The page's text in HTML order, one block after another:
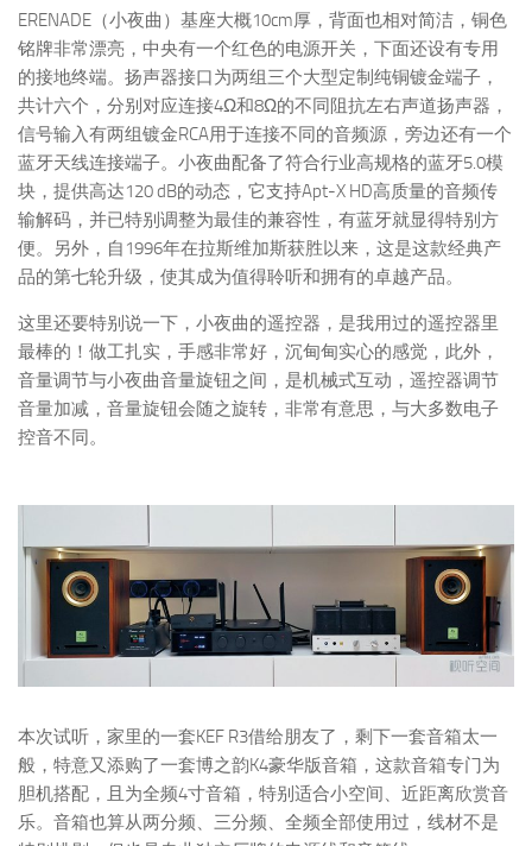
ERENADE（小夜曲）基座大概10cm厚，背面也相对简洁，铜色
铭牌非常漂亮，中央有一个红色的电源开关，下面还设有专用
的接地终端。扬声器接口为两组三个大型定制纯铜镀金端子，
共计六个，分别对应连接4Ω和8Ω的不同阻抗左右声道扬声器，
信号输入有两组镀金RCA用于连接不同的音频源，旁边还有一个
蓝牙天线连接端子。小夜曲配备了符合行业高规格的蓝牙5.0模
块，提供高达120 dB的动态，它支持Apt-X HD高质量的音频传
输解码，并已特别调整为最佳的兼容性，有蓝牙就显得特别方
便。另外，自1996年在拉斯维加斯获胜以来，这是这款经典产
品的第七轮升级，使其成为值得聆听和拥有的卓越产品。
这里还要特别说一下，小夜曲的遥控器，是我用过的遥控器里
最棒的！做工扎实，手感非常好，沉甸甸实心的感觉，此外，
音量调节与小夜曲音量旋钮之间，是机械式互动，遥控器调节
音量加减，音量旋钮会随之旋转，非常有意思，与大多数电子
控音不同。
本次试听，家里的一套KEF R3借给朋友了，剩下一套音箱太一
般，特意又添购了一套博之韵K4豪华版音箱，这款音箱专门为
胆机搭配，且为全频4寸音箱，特别适合小空间、近距离欣赏音
乐。音箱也算从两分频、三分频、全频全部使用过，线材不是